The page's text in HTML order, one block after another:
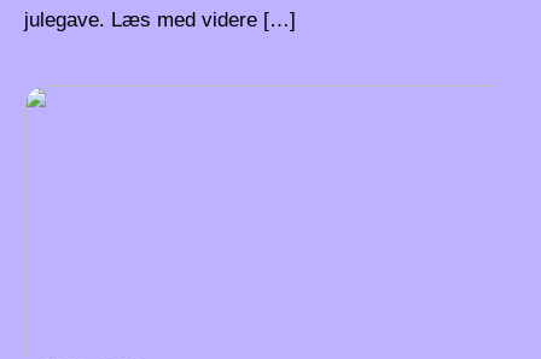
julegave. Læs med videre […]